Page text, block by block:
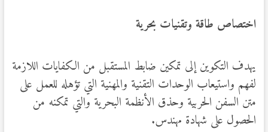
اختصاص طاقة وتقنيات بحرية
يهدف التكوين إلى تمكين ضابط المستقبل من الكفايات اللازمة
لفهم واستيعاب الوحدات التقنية والمهنية التي تؤهله للعمل على
متن السفن الحربية وحذق الأنظمة البحرية والتي تمكنه من
الحصول على شهادة مهندس.